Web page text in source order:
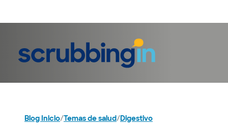
Blog Inicio/Temas de salud/Digestivo